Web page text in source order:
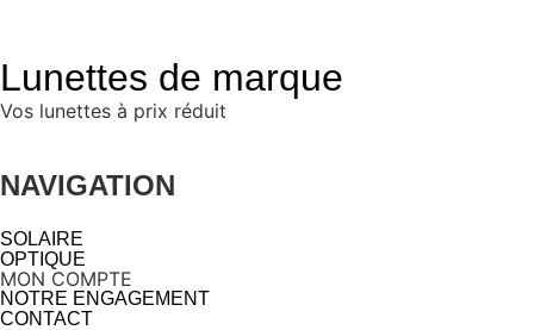
Lunettes de marque
Vos lunettes à prix réduit
NAVIGATION
SOLAIRE
OPTIQUE
MON COMPTE
NOTRE ENGAGEMENT
CONTACT